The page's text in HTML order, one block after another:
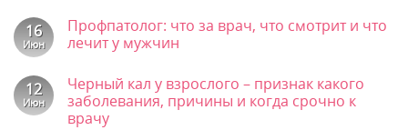
16
Июн
Профпатолог: что за врач, что смотрит и что
лечит у мужчин
записи
Профпатолог:
что
за
12
Июн
Черный кал у взрослого – признак какого
заболевания, причины и когда срочно к
врачу